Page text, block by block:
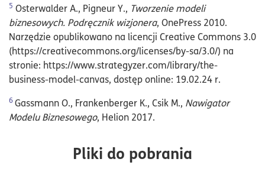
5 Osterwalder A., Pigneur Y., Tworzenie modeli
biznesowych. Podręcznik wizjonera, OnePress 2010.
Narzędzie opublikowano na licencji Creative Commons 3.0
(https://creativecommons.org/licenses/by-sa/3.0/) na
stronie: https://www.strategyzer.com/library/the-
business-model-canvas, dostęp online: 19.02.24 r.
6Gassmann O., Frankenberger K., Csik M., Nawigator
Modelu Biznesowego, Helion 2017.
Pliki do pobrania